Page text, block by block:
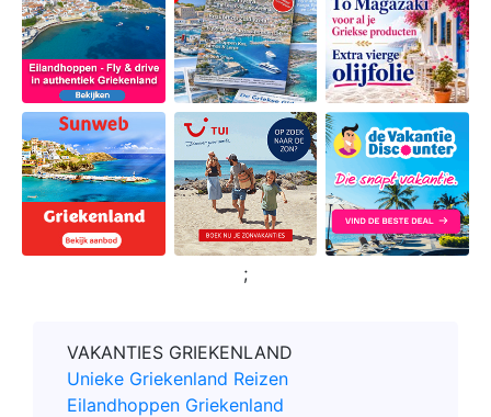
;
VAKANTIES GRIEKENLAND
Unieke Griekenland Reizen
Eilandhoppen Griekenland